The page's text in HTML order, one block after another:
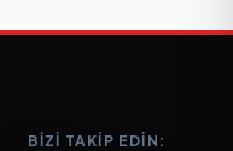
BIZI TAKIP EDIN: